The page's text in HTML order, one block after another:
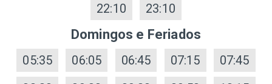
22:10
23:10
Domingos e Feriados
05:35 06:05 06:45 07:15
07:45